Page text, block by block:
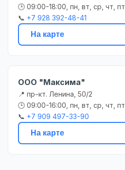
🕒 09:00-18:00, пн, вт, ср, чт, пт
📞 +7 928 392-48-41
На карте
ООО "Максима"
📍 пр-кт. Ленина, 50/2
🕒 09:00-16:00, пн, вт, ср, чт, пт
📞 +7 909 497-33-90
На карте